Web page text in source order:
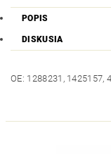
POPIS
DISKUSIA
OE: 1288231, 1425157,